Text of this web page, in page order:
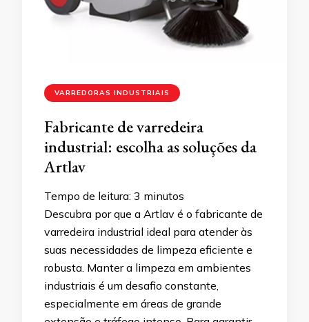
VARREDORAS INDUSTRIAIS
Fabricante de varredeira
industrial: escolha as soluções da
Artlav
Tempo de leitura: 3 minutos
Descubra por que a Artlav é o fabricante de
varredeira industrial ideal para atender às
suas necessidades de limpeza eficiente e
robusta. Manter a limpeza em ambientes
industriais é um desafio constante,
especialmente em áreas de grande